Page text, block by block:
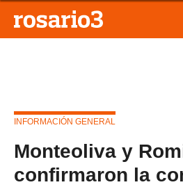
INFORMACIÓN GENERAL
Monteoliva y
confirmaron la